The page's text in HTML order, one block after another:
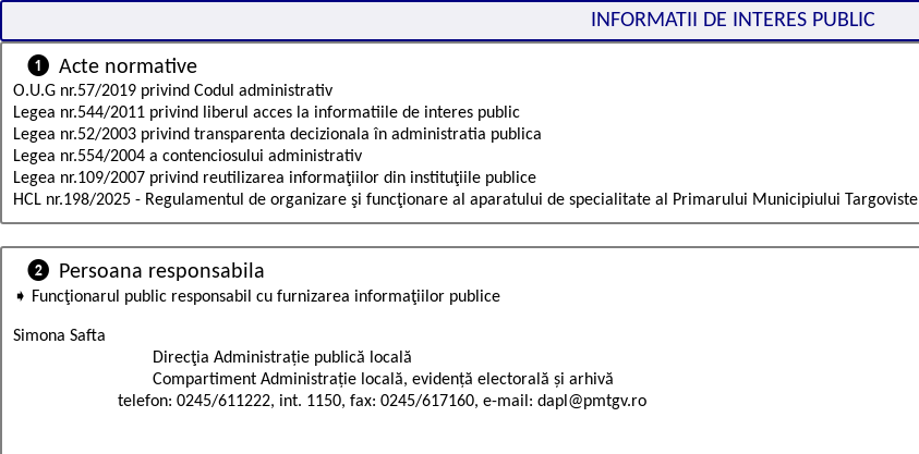
INFORMATII DE INTERES PUBLIC
❶ Acte normative
O.U.G nr.57/2019 privind Codul administrativ
Legea nr.544/2011 privind liberul acces la informatiile de interes public
Legea nr.52/2003 privind transparenta decizionala în administratia publica
Legea nr.554/2004 a contenciosului administrativ
Legea nr.109/2007 privind reutilizarea informaţiilor din instituţiile publice
HCL nr.198/2025 - Regulamentul de organizare şi funcţionare al aparatului de specialitate al Primarului Municipiului Targoviste
❷ Persoana responsabila
➧ Funcţionarul public responsabil cu furnizarea informaţiilor publice
Simona Safta
			telefon: 0245/611222, int. 1150, fax: 0245/617160, e-mail: dapl@pmtgv.ro